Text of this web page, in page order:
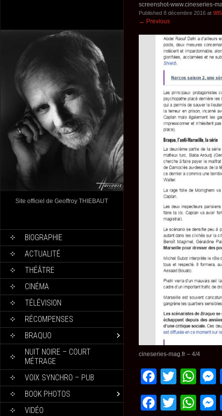
Site officiel de Geoffroy THIEBAUT
BIOGRAPHIE
ACTUALITÉ
THÉÂTRE
CINÉMA
TÉLÉVISION
RÉCOMPENSES
BRAQUO
NUIT NOIRE – COURT
MÉTRAGE
VOIX SYNCHRO – PUB
BOOK PHOTOS
VIDÉO
screenshot-www.cineseries-
Published 8 décembre 2016 at
← Previous
cineseries-mag.fr – 4/4